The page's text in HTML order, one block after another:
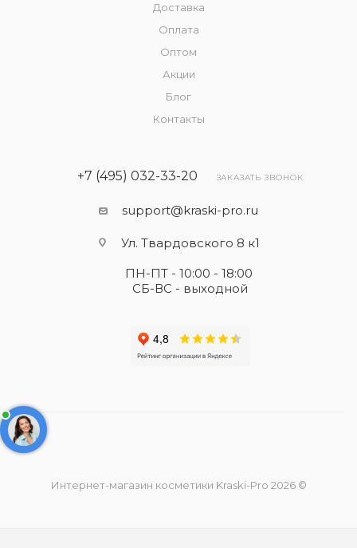
Доставка
Оплата
Оптом
Акции
Блог
Контакты
+7 (495) 032-33-20 ЗАКАЗАТЬ ЗВОНОК
support@kraski-pro.ru
Ул. Твардовского 8 к1
ПН-ПТ - 10:00 - 18:00
СБ-ВС - выходной
Интернет-магазин косметики Kraski-Pro 2026 ©